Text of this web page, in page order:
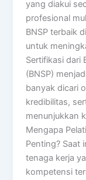
yang diakui
profesional
BNSP terbaik
untuk
Sertifikasi dari
(BNSP)
banyak dicari
kredibilitas,
menunjukkan
Mengapa
Penting? Saat
tenaga kerja
kompetensi